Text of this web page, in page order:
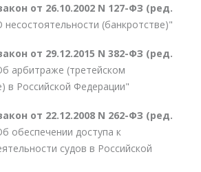
от 26.10.2002 N 127-ФЗ (ред.
несостоятельности (банкротстве)"
от 29.12.2015 N 382-ФЗ (ред.
арбитраже (третейском
в Российской Федерации"
от 22.12.2008 N 262-ФЗ (ред.
обеспечении доступа к
судов в Российской